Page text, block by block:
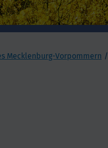
Mecklenburg-Vorpommern